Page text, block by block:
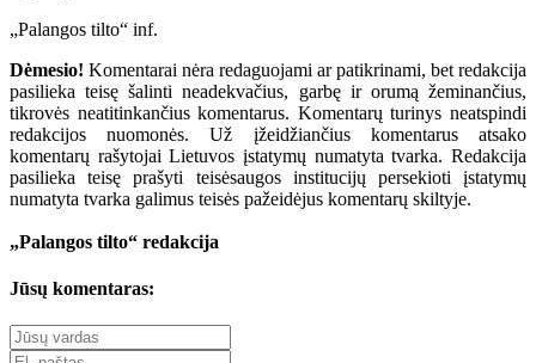
„Palangos tilto“ inf.
Dėmesio! Komentarai nėra redaguojami ar patikrinami, bet redakcija
pasilieka teisę šalinti neadekvačius, garbę ir orumą žeminančius,
tikrovės neatitinkančius komentarus. Komentarų turinys neatspindi
redakcijos nuomonės. Už įžeidžiančius komentarus atsako
komentarų rašytojai Lietuvos įstatymų numatyta tvarka. Redakcija
pasilieka teisę prašyti teisėsaugos institucijų persekioti įstatymų
numatyta tvarka galimus teisės pažeidėjus komentarų skiltyje.
„Palangos tilto“ redakcija
Jūsų komentaras: